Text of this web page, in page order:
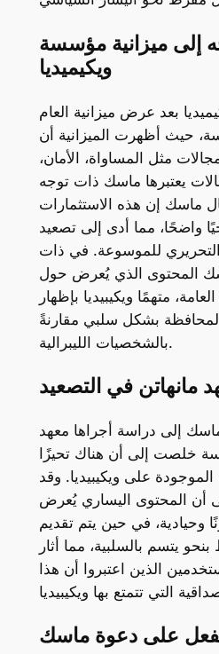
إلى ميزانية مؤسسة
ويكيميديا
بعد عرض ميزانية العام
حيث أظهرت الميزانية أن
مثل المساواة، الأمان،
يعتبرها ماسك ذات توجه
ماسك إن هذه الاستثمارات
واضحًا، مما أدى إلى تصعيد
للموسوعة. في ذات
المحتوى الذي يُعرض حول
متهمًا ويكيبيديا بإظهار
بشكل سلبي مقارنةً
بالشخصيات الليبرالية.
مانهاتن في التصعيد
ماسك إلى دراسة أجراها معهد
خلصت إلى أن هناك تحيزًا
على ويكيبيديا. وقد
أن المحتوى اليساري يُعرض
وحيادية، في حين يتم تقديم
يتسم بالسلبية، مما أثار
الذين اعتبروا أن هذا
على دعوة ماسك